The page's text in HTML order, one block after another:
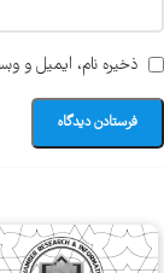
ذخیره نام، ایمیل و